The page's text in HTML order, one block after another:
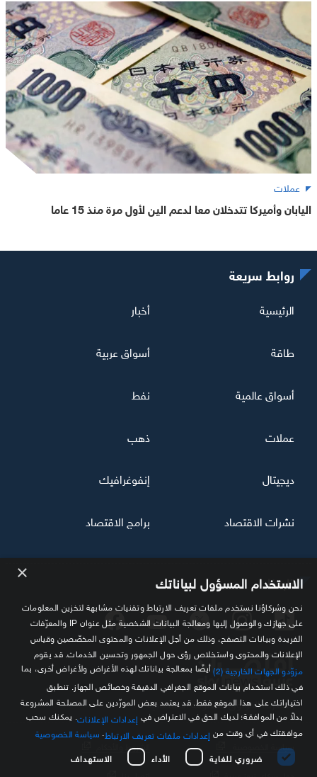
عملات
اليابان وأميركا تتدخلان معا لدعم الين لأول مرة منذ 15 عاما
تابعنا
مصدرك الموثوق للمعلومة الاقتصادية
روابط سريعة
الرئيسية أخبار
طاقة أسواق عربية
أسواق عالمية نفط
عملات ذهب
ديجيتال إنفوغرافيك
نشرات الاقتصاد برامج الاقتصاد
سياسة الخصوصية الشروط والأحكام
× الاستخدام المسؤول لبياناتك
نحن وشركاؤنا نستخدم ملفات تعريف الارتباط وتقنيات مشابهة لتخزين المعلومات
على جهازك والوصول إليها ومعالجة البيانات الشخصية مثل عنوان IP والمعرّفات
الفريدة وبيانات التصفح، وذلك من أجل الإعلانات والمحتوى المخصّصين وقياس
الإعلانات والمحتوى واستخلاص رؤى حول الجمهور وتحسين الخدمات. قد يقوم
مزوّدو الجهات الخارجية (2)
أيضًا بمعالجة بياناتك لهذه الأغراض ولأغراض أخرى، بما
في ذلك استخدام بيانات الموقع الجغرافي الدقيقة وخصائص الجهاز. تنطبق
اختياراتك على هذا الموقع فقط. قد يعتمد بعض المورّدين على المصلحة المشروعة
بدلاً من الموافقة؛ لديك الحق في الاعتراض في إعدادات الإعلانات . يمكنك سحب
موافقتك في أي وقت من إعدادات ملفات تعريف الارتباط سياسة الخصوصية
ضروري للغاية
الأداء الاستهداف